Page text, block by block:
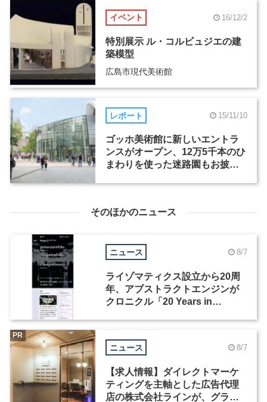
イベント 16/12/2
特別展示 ル・コルビュジエの建
築模型
広島市現代美術館
レポート 15/11/10
ゴッホ美術館に新しいエントラ
ンスがオープン、12万5千本のひ
まわりを使った迷路園もお披露
そのほかのニュース
ニュース 8/7
ライゾマティクス設立から20周
年、アブストラクトエンジンが
クロニクル「20 Years in
ニュース 8/7
【求人情報】ダイレクトマーケ
ティングを主軸とした広告代理
店の株式会社ラインが、グラフ
PR